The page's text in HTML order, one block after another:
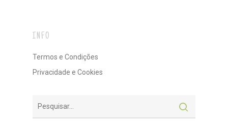
INFO
Termos e Condições
Privacidade e Cookies